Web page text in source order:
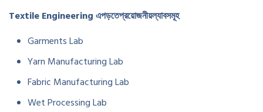
Textile Engineeringএপড়তেপ্রয়োজনীয়ল্যাবসমূহ
Garments Lab
Yarn Manufacturing Lab
Fabric Manufacturing Lab
Wet Processing Lab